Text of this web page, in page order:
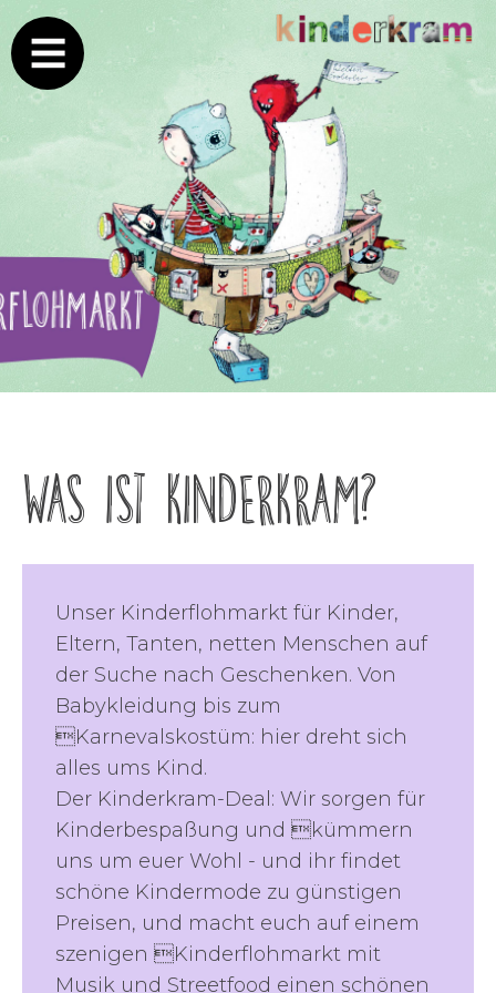
WAS IST KINDERKRAM?
Unser Kinderflohmarkt für Kinder,
Eltern, Tanten, netten Menschen auf
der Suche nach Geschenken. Von
Babykleidung bis zum
Karnevalskostüm: hier dreht sich
alles ums Kind.
Der Kinderkram-Deal: Wir sorgen für
Kinderbespaßung und kümmern
uns um euer Wohl - und ihr findet
schöne Kindermode zu günstigen
Preisen, und macht euch auf einem
szenigen Kinderflohmarkt mit
Musik und Streetfood einen schönen